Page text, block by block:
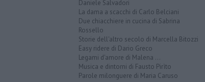
Daniele Salvadori
La dama a scacchi di Carlo Belciani
Due chiacchiere in cucina di Sabrina
Rossello
Storie dell'altro secolo di Marcella Bitozzi
Easy ridere di Dario Greco
Legami d'amore di Malena ...
Musica e dintorni di Fausto Pirìto
Parole milonguere di Maria Caruso